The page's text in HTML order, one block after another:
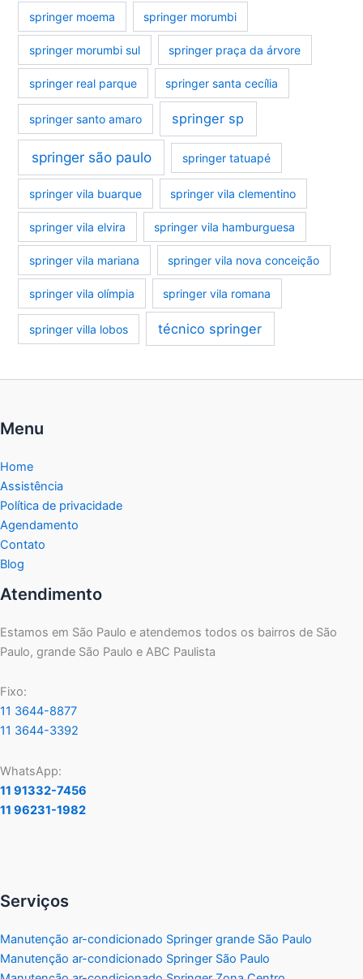
springer moema springer morumbi
springer morumbi sul springer praça da árvore
springer real parque springer santa cecília
springer santo amaro springer sp
springer são paulo springer tatuapé
springer vila buarque springer vila clementino
springer vila elvira springer vila hamburguesa
springer vila mariana springer vila nova conceição
springer vila olímpia springer vila romana
springer villa lobos técnico springer
Menu
Home
Assistência
Política de privacidade
Agendamento
Contato
Blog
Atendimento
Estamos em São Paulo e atendemos todos os bairros de São
Paulo, grande São Paulo e ABC Paulista
Fixo:
11 3644-8877
11 3644-3392
WhatsApp:
11 91332-7456
11 96231-1982
Serviços
Manutenção ar-condicionado Springer grande São Paulo
Manutenção ar-condicionado Springer São Paulo